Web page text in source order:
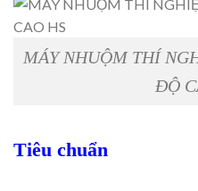
MÁY NHUỘM THÍ
ĐỘ
Tiêu chuẩn